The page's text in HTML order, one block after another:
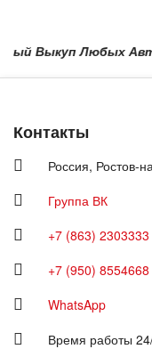
Выкуп Любых
Контакты
Россия, Ростов-
Группа ВК
+7 (863) 2303333
+7 (950) 8554668
WhatsApp
Время работы